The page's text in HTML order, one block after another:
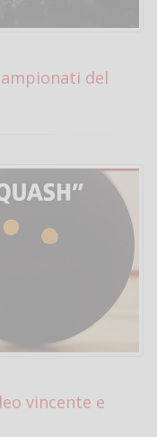
del
vincente e